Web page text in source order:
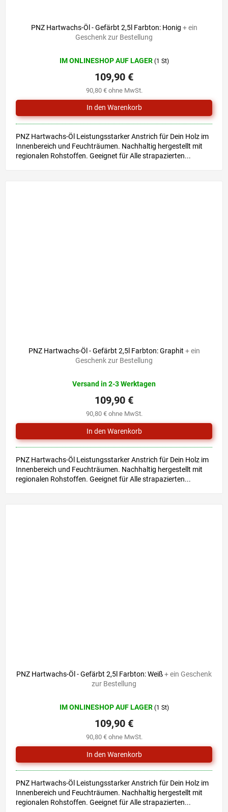
PNZ Hartwachs-Öl - Gefärbt 2,5l Farbton: Honig + ein
Geschenk zur Bestellung
IM ONLINESHOP AUF LAGER (1 St)
90,80 € ohne MwSt.
109,90 €
PNZ Hartwachs-Öl Leistungsstarker Anstrich für Dein Holz im
Innenbereich und Feuchträumen. Nachhaltig hergestellt mit
regionalen Rohstoffen. Geeignet für Alle strapazierten...
PNZ Hartwachs-Öl - Gefärbt 2,5l Farbton: Graphit + ein
Geschenk zur Bestellung
Versand in 2-3 Werktagen
90,80 € ohne MwSt.
109,90 €
PNZ Hartwachs-Öl Leistungsstarker Anstrich für Dein Holz im
Innenbereich und Feuchträumen. Nachhaltig hergestellt mit
regionalen Rohstoffen. Geeignet für Alle strapazierten...
PNZ Hartwachs-Öl - Gefärbt 2,5l Farbton: Weiß+ ein Geschenk
zur Bestellung
IM ONLINESHOP AUF LAGER (1 St)
90,80 € ohne MwSt.
109,90 €
PNZ Hartwachs-Öl Leistungsstarker Anstrich für Dein Holz im
Innenbereich und Feuchträumen. Nachhaltig hergestellt mit
regionalen Rohstoffen. Geeignet für Alle strapazierten...